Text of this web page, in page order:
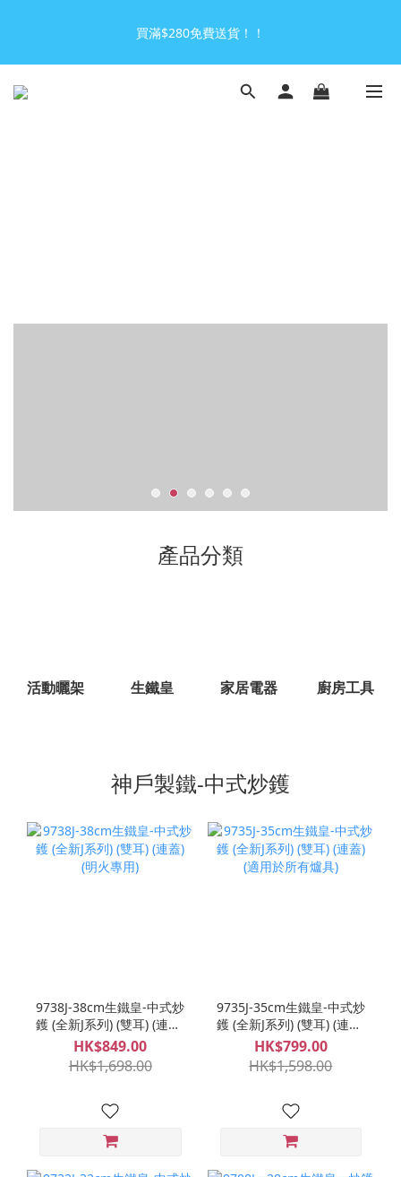
0
1 2
買滿$280免費送貨！！
歡迎光臨 天上野全新版官方網站
產品分類
活動曬架 生鐵皇 家居電器 廚房工具
神戶製鐵-中式炒鑊
9738J-38cm生鐵皇-中式炒
鑊 (全新J系列) (雙耳) (連蓋)
(明火專用)
HK$849.00
HK$1,698.00
9735J-35cm生鐵皇-中式炒
鑊 (全新J系列) (雙耳) (連蓋)
(適用於所有爐具)
HK$799.00
HK$1,598.00